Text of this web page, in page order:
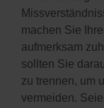
machen Sie
aufmerksam
sollten Sie
zu trennen, um
vermeiden.